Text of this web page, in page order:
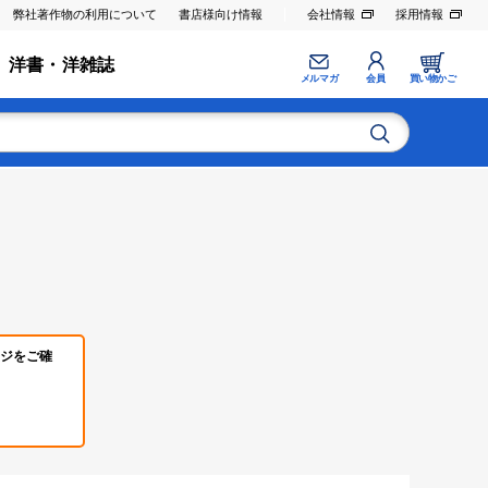
弊社著作物の利用について 書店様向け情報 会社情報 採用情報
洋書・洋雑誌
メルマガ 会員 買い物かご
をご確